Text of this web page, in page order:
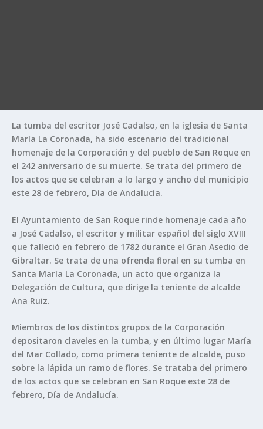
La tumba del escritor José Cadalso, en la iglesia de Santa
María La Coronada, ha sido escenario del tradicional
homenaje de la Corporación y del pueblo de San Roque en
el 242 aniversario de su muerte. Se trata del primero de
los actos que se celebran a lo largo y ancho del municipio
este 28 de febrero, Día de Andalucía.
El Ayuntamiento de San Roque rinde homenaje cada año
a José Cadalso, el escritor y militar español del siglo XVIII
que falleció en febrero de 1782 durante el Gran Asedio de
Gibraltar. Se trata de una ofrenda floral en su tumba en
Santa María La Coronada, un acto que organiza la
Delegación de Cultura, que dirige la teniente de alcalde
Ana Ruiz.
Miembros de los distintos grupos de la Corporación
depositaron claveles en la tumba, y en último lugar María
del Mar Collado, como primera teniente de alcalde, puso
sobre la lápida un ramo de flores. Se trataba del primero
de los actos que se celebran en San Roque este 28 de
febrero, Día de Andalucía.